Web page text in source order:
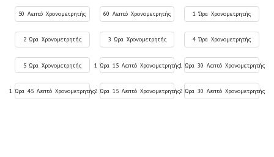
50 Λεπτό Χρονομετρητής 60 Λεπτό Χρονομετρητής 1 Ώρα Χρονομετρητής
2 Ώρα Χρονομετρητής 3 Ώρα Χρονομετρητής 4 Ώρα Χρονομετρητής
5 Ώρα Χρονομετρητής 1 Ώρα 15 Λεπτό Χρονομετρητής1 Ώρα 30 Λεπτό Χρονομετρητής
1 Ώρα 45 Λεπτό Χρονομετρητής2 Ώρα 15 Λεπτό Χρονομετρητής2 Ώρα 30 Λεπτό Χρονομετρητής